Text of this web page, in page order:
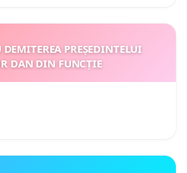
PREȘEDINTELUI
DAN DIN FUNCȚIE